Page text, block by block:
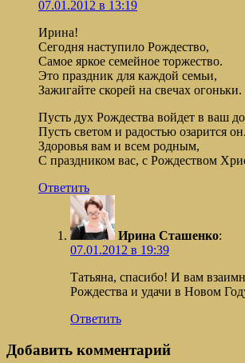
07.01.2012 в 13:19
Ирина!
Сегодня наступило Рождество,
Самое яркое семейное торжество.
Это праздник для каждой семьи,
Зажигайте скорей на свечах огоньки.
Пусть дух Рождества войдет в ваш
Пусть светом и радостью озарится он.
Здоровья вам и всем родным,
С праздником вас, с Рождеством
Ответить
Ирина Сташенко:
07.01.2012 в 19:39
Татьяна, спасибо! И вам
Рождества и удачи в Новом
Ответить
Добавить комментарий